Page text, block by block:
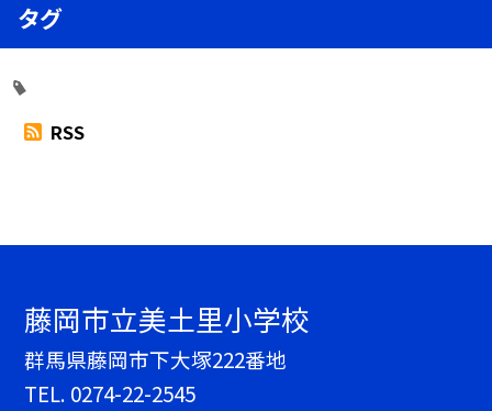
タグ
RSS
藤岡市立美土里小学校
群馬県藤岡市下大塚222番地
TEL. 0274-22-2545